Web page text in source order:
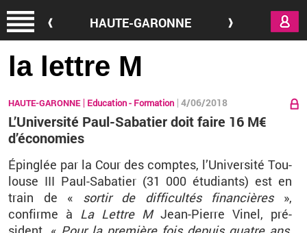
HAUTE-GARONNE
la lettre M
HAUTE-GARONNE Education - Formation 4/06/2018
L’Université Paul-Sabatier doit faire 16 M€
d’économies
Épin­glée par la Cour des comptes, l’Uni­ver­sité Tou­
louse III Paul-Sa­ba­tier (31 000 étu­diants) est en
train de « sor­tir de dif­fi­cul­tés fi­nan­cières»,
confirme à La Lettre MJean-Pierre Vinel, pré­